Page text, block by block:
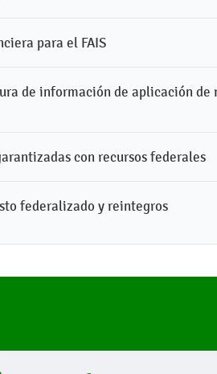
para el FAIS
de información de aplicación de
con recursos federales
federalizado y reintegros